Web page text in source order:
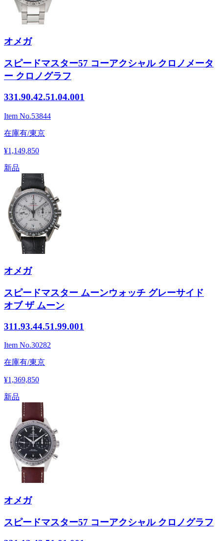
オメガ
スピードマスター57 コーアクシャル クロノメータ
ー クロノグラフ
331.90.42.51.04.001
Item No.53844
在庫有/東京
¥1,149,850
新品
オメガ
スピードマスター ムーンウォッチ グレーサイド
オブ ザ ムーン
311.93.44.51.99.001
Item No.30282
在庫有/東京
¥1,369,850
新品
オメガ
スピードマスター57 コーアクシャル クロノグラフ